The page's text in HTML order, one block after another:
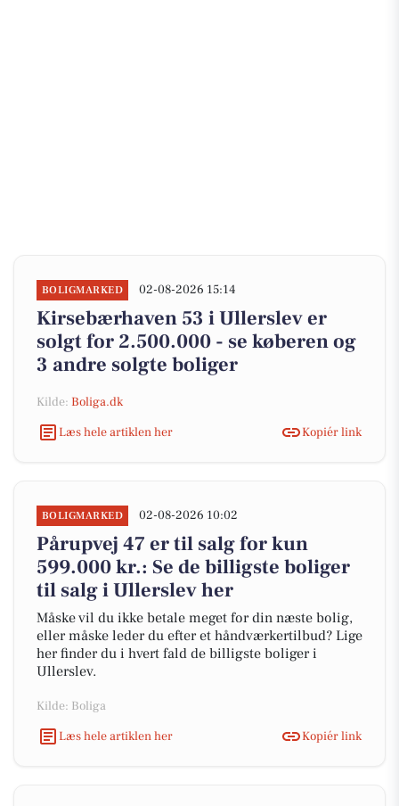
BOLIGMARKED 02-08-2026 15:14
Kirsebærhaven 53 i Ullerslev er
solgt for 2.500.000 - se køberen og
3 andre solgte boliger
Kilde: Boliga.dk
Læs hele artiklen her
Kopiér link
BOLIGMARKED 02-08-2026 10:02
Pårupvej 47 er til salg for kun
599.000 kr.: Se de billigste boliger
til salg i Ullerslev her
Måske vil du ikke betale meget for din næste bolig,
eller måske leder du efter et håndværkertilbud? Lige
her finder du i hvert fald de billigste boliger i
Ullerslev.
Kilde: Boliga
Læs hele artiklen her
Kopiér link